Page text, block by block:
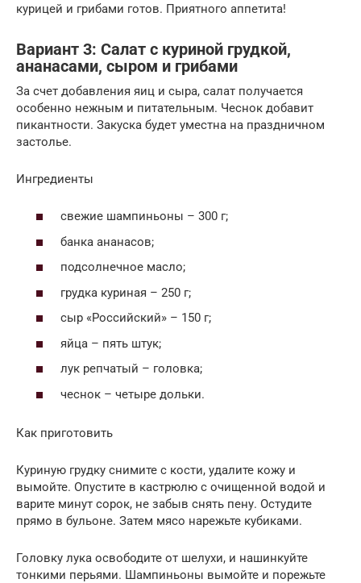
курицей и грибами готов. Приятного аппетита!
Вариант 3: Салат с куриной грудкой,
ананасами, сыром и грибами
За счет добавления яиц и сыра, салат получается
особенно нежным и питательным. Чеснок добавит
пикантности. Закуска будет уместна на праздничном
застолье.
Ингредиенты
свежие шампиньоны – 300 г;
банка ананасов;
подсолнечное масло;
грудка куриная – 250 г;
сыр «Российский» – 150 г;
яйца – пять штук;
лук репчатый – головка;
чеснок – четыре дольки.
Как приготовить
Куриную грудку снимите с кости, удалите кожу и
вымойте. Опустите в кастрюлю с очищенной водой и
варите минут сорок, не забыв снять пену. Остудите
прямо в бульоне. Затем мясо нарежьте кубиками.
Головку лука освободите от шелухи, и нашинкуйте
тонкими перьями. Шампиньоны вымойте и порежьте